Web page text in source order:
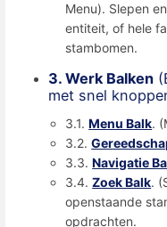
Menu). Slepen
entiteit, of hele
stambomen.
3. Werk Balken
met snel
3.1.Menu Balk.
3.2.
3.3.Navigatie
3.4.Zoek Balk.
openstaande
opdrachten.